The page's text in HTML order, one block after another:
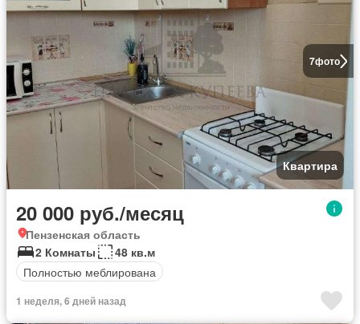
7фото
Квартира
20 000 руб./месяц
Пензенская область
2 Комнаты
48 кв.м
Полностью меблирована
1 неделя, 6 дней назад